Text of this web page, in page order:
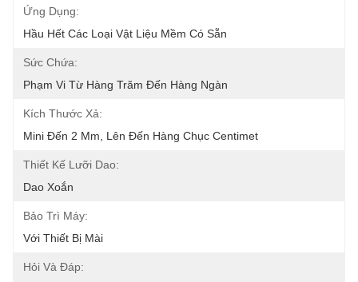
Ứng Dụng:
Hầu Hết Các Loại Vật Liệu Mềm Có Sẵn
Sức Chứa:
Phạm Vi Từ Hàng Trăm Đến Hàng Ngàn
Kích Thước Xả:
Mini Đến 2 Mm, Lên Đến Hàng Chục Centimet
Thiết Kế Lưỡi Dao:
Dao Xoắn
Bảo Trì Máy:
Với Thiết Bị Mài
Hỏi Và Đáp: